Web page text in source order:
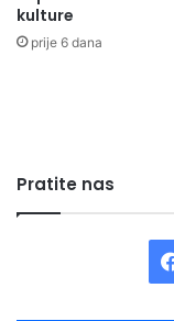
kulture
prije 6 dana
Pratite nas